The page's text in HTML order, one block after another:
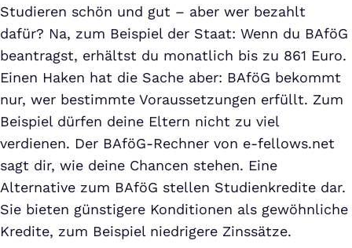
Studieren schön und gut – aber wer bezahlt
dafür? Na, zum Beispiel der Staat: Wenn du BAföG
beantragst, erhältst du monatlich bis zu 861 Euro.
Einen Haken hat die Sache aber: BAföG bekommt
nur, wer bestimmte Voraussetzungen erfüllt. Zum
Beispiel dürfen deine Eltern nicht zu viel
verdienen. Der BAföG-Rechner von e-fellows.net
sagt dir, wie deine Chancen stehen. Eine
Alternative zum BAföG stellen Studienkredite dar.
Sie bieten günstigere Konditionen als gewöhnliche
Kredite, zum Beispiel niedrigere Zinssätze.